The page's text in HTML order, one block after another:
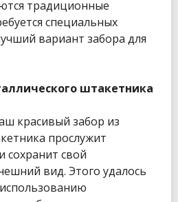
традиционные
специальных
вариант забора для
штакетника
красивый забор из
прослужит
сохранит свой
вид. Этого удалось